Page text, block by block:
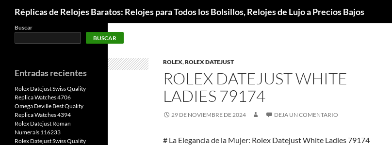
Réplicas de Relojes Baratos: Relojes para Todos los Bolsillos, Relojes de Lujo a Precios Bajos
ROLEX,ROLEX DATEJUST
ROLEX DATEJUST WHITE
LADIES 79174
29 DE NOVIEMBRE DE 2024 DEJA UN COMENTARIO
# La Elegancia de la Mujer: Rolex Datejust White Ladies 79174
Buscar
BUSCAR
Entradas recientes
Rolex Datejust Swiss Quality
Replica Watches 4706
Omega Deville Best Quality
Replica Watches 4394
Rolex Datejust Roman
Numerals 116233
Rolex Datejust Swiss Quality